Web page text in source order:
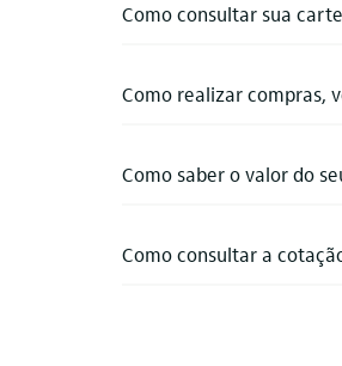
Como consultar sua
Como realizar compras,
Como saber o valor do
Como consultar a